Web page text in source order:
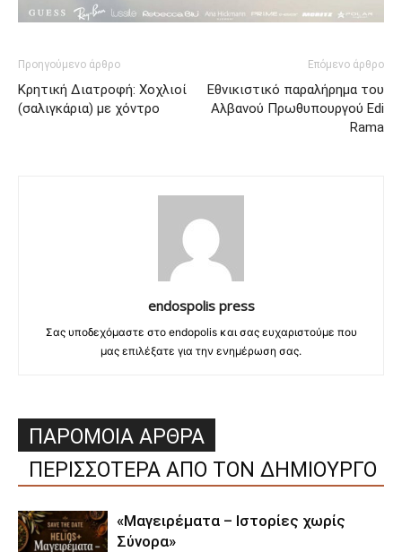
Προηγούμενο άρθρο
Κρητική Διατροφή: Χοχλιοί
(σαλιγκάρια) με χόντρο
Επόμενο άρθρο
Εθνικιστικό παραλήρημα του
Αλβανού Πρωθυπουργού Edi
Rama
endospolis press
Σας υποδεχόμαστε στο endopolis και σας ευχαριστούμε που
μας επιλέξατε για την ενημέρωση σας.
ΠΑΡΟΜΟΙΑ ΑΡΘΡΑ
ΠΕΡΙΣΣΟΤΕΡΑ ΑΠΟ ΤΟΝ ΔΗΜΙΟΥΡΓΟ
«Μαγειρέματα – Ιστορίες χωρίς
Σύνορα»